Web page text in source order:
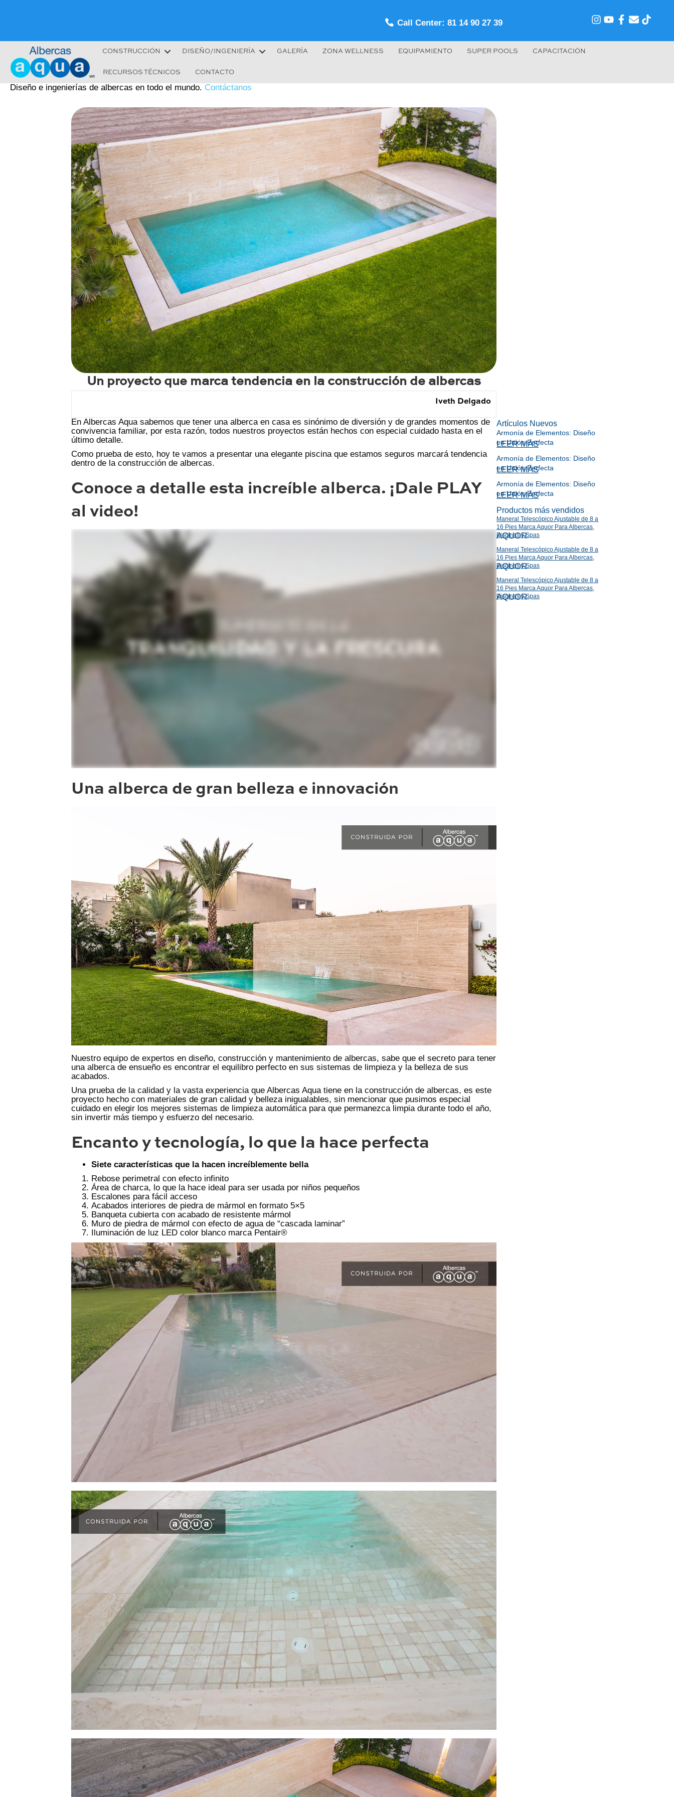
Call Center: 81 14 90 27 39
CONSTRUCCIÓN DISEÑO/INGENIERÍA GALERÍA ZONA WELLNESS EQUIPAMIENTO SUPER POOLS CAPACITACIÓN
RECURSOS TÉCNICOS CONTACTO
Diseño e ingenierías de albercas en todo el mundo. Contáctanos
Un proyecto que marca tendencia en la construcción de albercas
Iveth Delgado
En Albercas Aqua sabemos que tener una alberca en casa es sinónimo de diversión y de grandes momentos de
convivencia familiar, por esta razón, todos nuestros proyectos están hechos con especial cuidado hasta en el
último detalle.
Como prueba de esto, hoy te vamos a presentar una elegante piscina que estamos seguros marcará tendencia
dentro de la construcción de albercas.
Conoce a detalle esta increíble alberca. ¡Dale PLAY
al video!
Una alberca de gran belleza e innovación
Nuestro equipo de expertos en diseño, construcción y mantenimiento de albercas, sabe que el secreto para tener
una alberca de ensueño es encontrar el equilibro perfecto en sus sistemas de limpieza y la belleza de sus
acabados.
Una prueba de la calidad y la vasta experiencia que Albercas Aqua tiene en la construcción de albercas, es este
proyecto hecho con materiales de gran calidad y belleza inigualables, sin mencionar que pusimos especial
cuidado en elegir los mejores sistemas de limpieza automática para que permanezca limpia durante todo el año,
sin invertir más tiempo y esfuerzo del necesario.
Encanto y tecnología, lo que la hace perfecta
Siete características que la hacen increíblemente bella
Rebose perimetral con efecto infinito
Área de charca, lo que la hace ideal para ser usada por niños pequeños
Escalones para fácil acceso
Acabados interiores de piedra de mármol en formato 5×5
Banqueta cubierta con acabado de resistente mármol
Muro de piedra de mármol con efecto de agua de “cascada laminar”
Iluminación de luz LED color blanco marca Pentair®
Artículos Nuevos
Armonía de Elementos: Diseño
en Unión Perfecta
LEER MÁS
Armonía de Elementos: Diseño
en Unión Perfecta
LEER MÁS
Armonía de Elementos: Diseño
en Unión Perfecta
LEER MÁS
Productos más vendidos
Maneral Telescópico Ajustable de 8 a
16 Pies Marca Aquor Para Albercas,
Piscinas y Spas
AQUOR
Maneral Telescópico Ajustable de 8 a
16 Pies Marca Aquor Para Albercas,
Piscinas y Spas
AQUOR
Maneral Telescópico Ajustable de 8 a
16 Pies Marca Aquor Para Albercas,
Piscinas y Spas
AQUOR